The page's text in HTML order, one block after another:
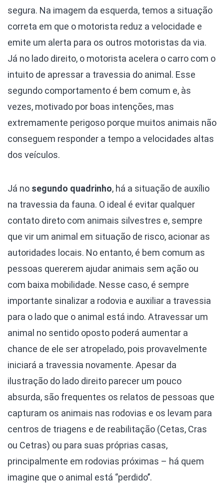
segura. Na imagem da esquerda, temos a situação
correta em que o motorista reduz a velocidade e
emite um alerta para os outros motoristas da via.
Já no lado direito, o motorista acelera o carro com o
intuito de apressar a travessia do animal. Esse
segundo comportamento é bem comum e, às
vezes, motivado por boas intenções, mas
extremamente perigoso porque muitos animais não
conseguem responder a tempo a velocidades altas
dos veículos.
Já no segundo quadrinho, há a situação de auxílio
na travessia da fauna. O ideal é evitar qualquer
contato direto com animais silvestres e, sempre
que vir um animal em situação de risco, acionar as
autoridades locais. No entanto, é bem comum as
pessoas quererem ajudar animais sem ação ou
com baixa mobilidade. Nesse caso, é sempre
importante sinalizar a rodovia e auxiliar a travessia
para o lado que o animal está indo. Atravessar um
animal no sentido oposto poderá aumentar a
chance de ele ser atropelado, pois provavelmente
iniciará a travessia novamente. Apesar da
ilustração do lado direito parecer um pouco
absurda, são frequentes os relatos de pessoas que
capturam os animais nas rodovias e os levam para
centros de triagens e de reabilitação (Cetas, Cras
ou Cetras) ou para suas próprias casas,
principalmente em rodovias próximas – há quem
imagine que o animal está ‘’perdido’’.